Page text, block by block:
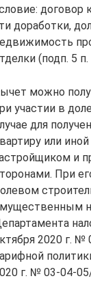
договор
доработки,
(подп. 5
можно
участии в
для
или
и
При
2020 г. №
г. № 03-04-